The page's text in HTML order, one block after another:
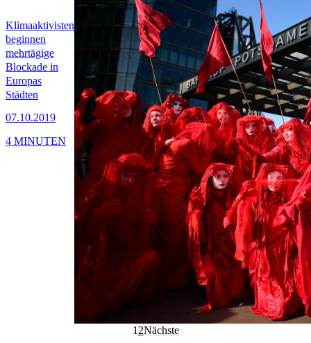
Klimaaktivisten
beginnen
mehrtägige
Blockade in
Europas
Städten
07.10.2019
4 MINUTEN
1 2Nächste